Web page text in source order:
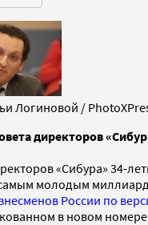
Логиновой /
директоров
«Сибура» 34-
молодым
России по
в новом